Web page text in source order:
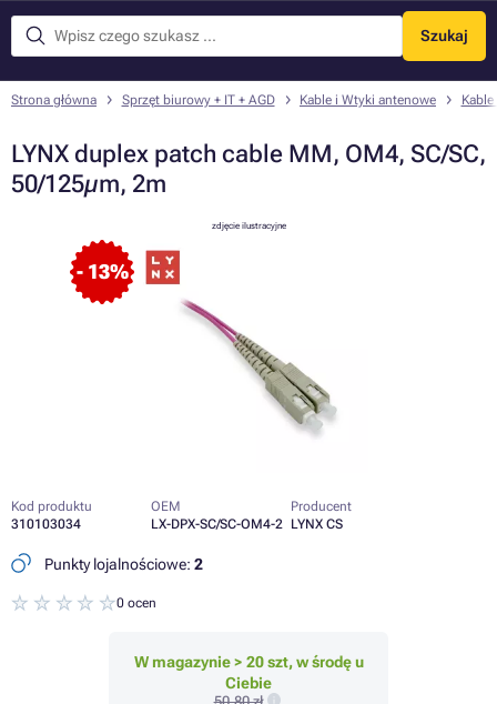
Szukaj
Menu
Strona główna Sprzęt biurowy + IT + AGD Kable i Wtyki antenowe
LYNX duplex patch cable MM, OM4, SC/SC,
50/125µm, 2m
- 13%
zdjęcie ilustracyjne
Kod produktu
310103034
OEM
LX-DPX-SC/SC-OM4-2
Producent
LYNX CS
Punkty lojalnościowe: 2
0 ocen
W magazynie > 20 szt, w środę u
Ciebie